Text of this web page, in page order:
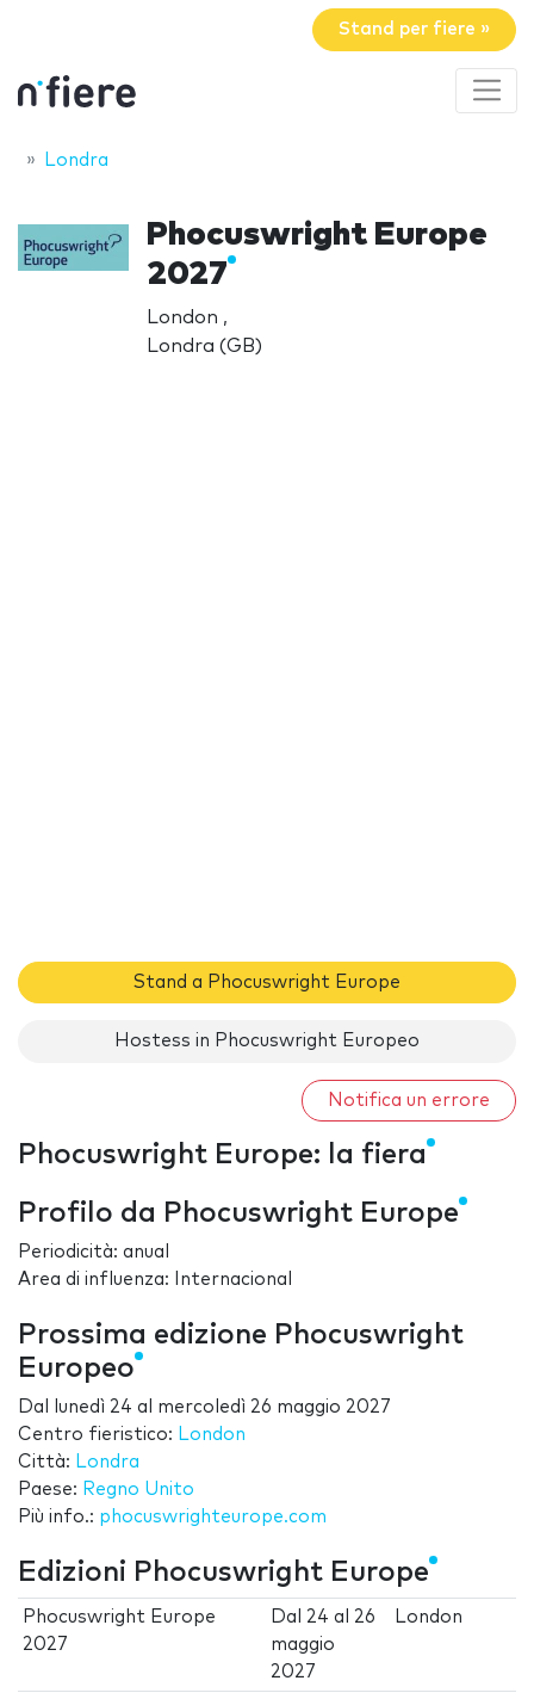
Stand per fiere »
Londra
Phocuswright Europe
2027
London ,
Londra (GB)
Stand a Phocuswright Europe
Hostess in Phocuswright Europeo
Notifica un errore
Phocuswright Europe: la fiera
Profilo da Phocuswright Europe
Periodicità: anual
Area di influenza: Internacional
Prossima edizione Phocuswright
Europeo
Dal lunedì 24 al mercoledì 26 maggio 2027
Centro fieristico: London
Città: Londra
Paese: Regno Unito
Più info.: phocuswrighteurope.com
Edizioni Phocuswright Europe
Phocuswright Europe
2027
Dal 24 al 26
maggio
2027
London